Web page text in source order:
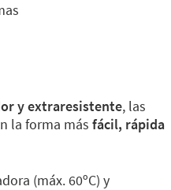
y extraresistente, las
la forma más fácil, rápida
(máx. 60ºC) y